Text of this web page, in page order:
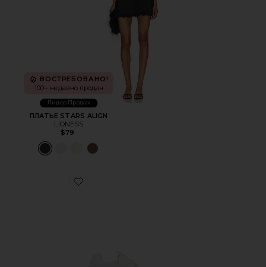
ВОСТРЕБОВАНО!
100+ недавно продан
Лидер Продаж
ПЛАТЬЕ STARS ALIGN
LIONESS
$79
Favorite КРОССОВКИ CLOUDNOVA 2